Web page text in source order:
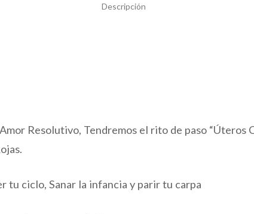
Descripción
Resolutivo, Tendremos el rito de paso “Úteros
tu ciclo, Sanar la infancia y parir tu carpa